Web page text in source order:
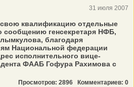
31 июля 2007
квалификацию отдельные
сообщению генсекретаря НФБ,
благодаря
Национальной федерации
исполнительного вице-
ФААБ Гофура Рахимова с
Просмотров: 2896 Комментариев: 0